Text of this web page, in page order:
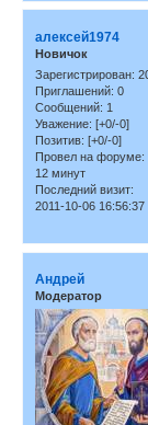
алексей1974
Новичок
Зарегистрирован:
Приглашений: 0
Сообщений: 1
Уважение: [+0/-0]
Позитив: [+0/-0]
Провел на форуме:
12 минут
Последний визит:
2011-10-06 16:56:37
Андрей
Модератор